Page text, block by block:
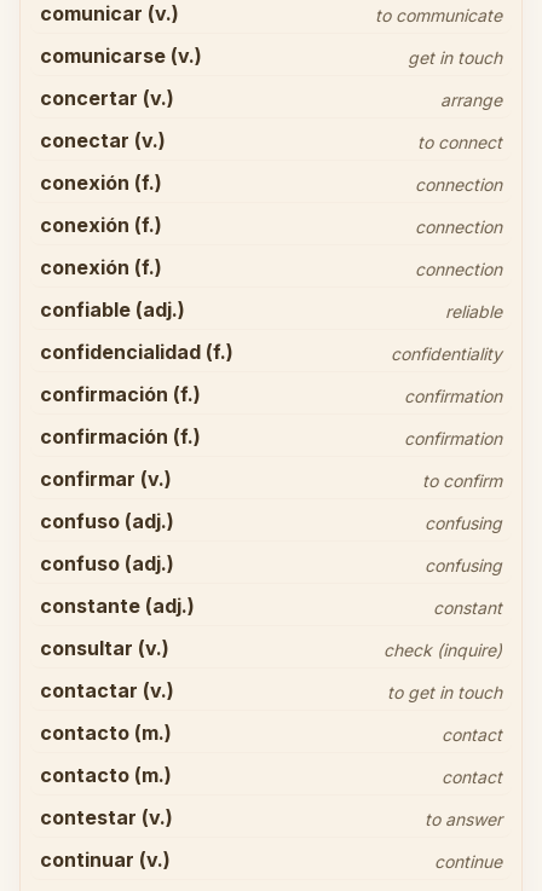
comunicar (v.) to communicate
comunicarse (v.) get in touch
concertar (v.) arrange
conectar (v.) to connect
conexión (f.) connection
conexión (f.) connection
conexión (f.) connection
confiable (adj.) reliable
confidencialidad (f.) confidentiality
confirmación (f.) confirmation
confirmación (f.) confirmation
confirmar (v.) to confirm
confuso (adj.) confusing
confuso (adj.) confusing
constante (adj.) constant
consultar (v.) check (inquire)
contactar (v.) to get in touch
contacto (m.) contact
contacto (m.) contact
contestar (v.) to answer
continuar (v.) continue